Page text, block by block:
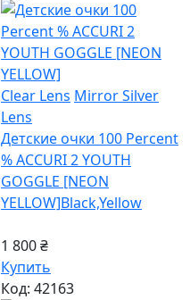
Clear Lens Mirror Silver
Lens
Детские очки 100 Percent
% ACCURI 2 YOUTH
GOGGLE [NEON
YELLOW]Black,Yellow
1 800 ₴
Купить
Код: 42163